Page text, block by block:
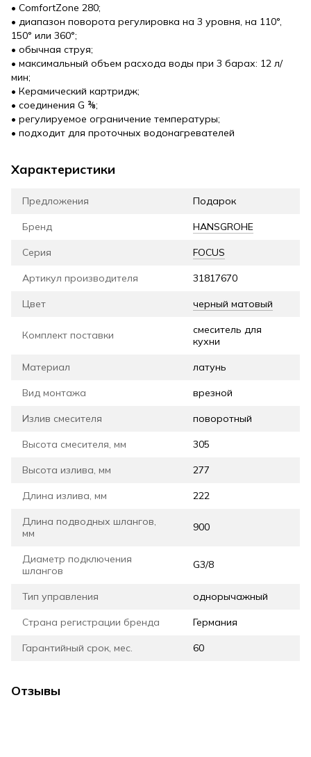
• ComfortZone 280;
• диапазон поворота регулировка на 3 уровня, на 110°,
150° или 360°;
• обычная струя;
• максимальный объем расхода воды при 3 барах: 12 л/
мин;
• Керамический картридж;
• соединения G ⅜;
• регулируемое ограничение температуры;
• подходит для проточных водонагревателей
Характеристики
Предложения Подарок
Бренд HANSGROHE
Серия FOCUS
Артикул производителя 31817670
Цвет черный матовый
Комплект поставки
смеситель для
кухни
Материал латунь
Вид монтажа врезной
Излив смесителя поворотный
Высота смесителя, мм 305
Высота излива, мм 277
Длина излива, мм 222
Длина подводных шлангов,
мм
900
Диаметр подключения
шлангов
G3/8
Тип управления однорычажный
Страна регистрации бренда Германия
Гарантийный срок, мес. 60
Отзывы